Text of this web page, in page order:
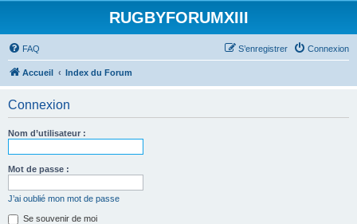
RUGBYFORUMXIII
FAQ Connexion
S’enregistrer
Accueil Index du Forum
Connexion
Nom d’utilisateur :
Mot de passe :
J’ai oublié mon mot de passe
Se souvenir de moi